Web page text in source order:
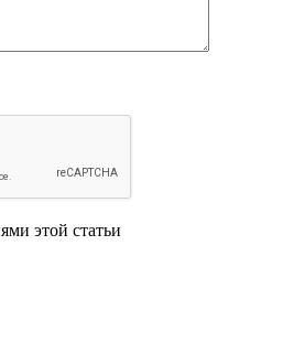
этой статьи